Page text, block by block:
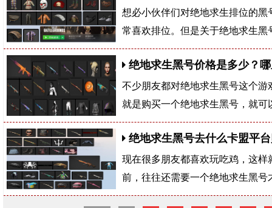
想必小伙伴们对绝地求生排位的
常喜欢排位。但是关于绝地求生
绝地求生黑号价格是多少？
不少朋友都对绝地求生黑号​这个
就是购买一个绝地求生黑号，就
绝地求生黑号去什么卡盟平
现在很多朋友都喜欢玩吃鸡，这
前，往往还需要一个绝地求生黑